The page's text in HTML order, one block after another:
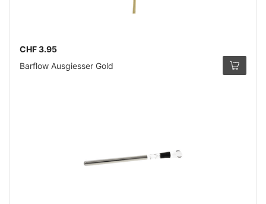
CHF 3.95
Barflow Ausgiesser Gold